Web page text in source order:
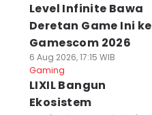
Level Infinite Bawa
Deretan Game Ini ke
Gamescom 2026
6 Aug 2026, 17:15 WIB
Gaming
LIXIL Bangun
Ekosistem